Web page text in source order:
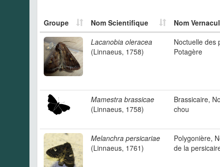
Groupe Nom Scientifique
Nom
Lacanobia oleracea
(Linnaeus, 1758)
Noctuelle des
Potagère
Mamestra brassicae
(Linnaeus, 1758)
Brassicaire,
chou
Melanchra persicariae
(Linnaeus, 1761)
Polygonière,
de la